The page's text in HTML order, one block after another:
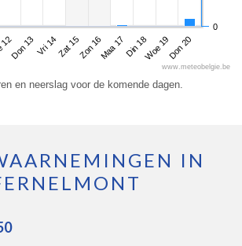
Don 13Vri 14Zat 15Zon 16Maa 17Din 18Woe 19Don 20
0
www.meteobelgie.be
en neerslag voor de komende dagen.
IN